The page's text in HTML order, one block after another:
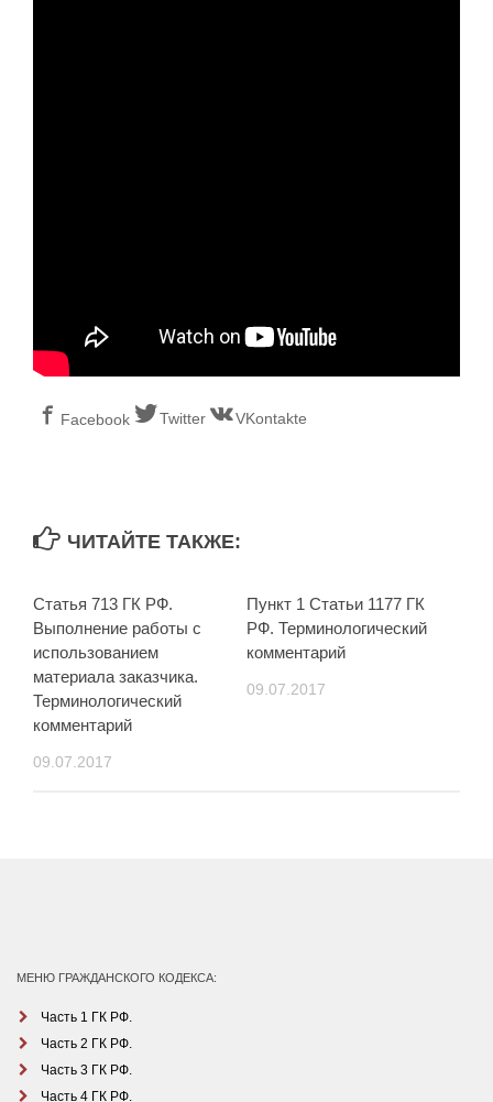
Facebook Twitter VKontakte
ЧИТАЙТЕ ТАКЖЕ:
Статья 713 ГК РФ.
Выполнение работы с
использованием
материала заказчика.
Терминологический
комментарий
09.07.2017
Пункт 1 Статьи 1177 ГК
РФ. Терминологический
комментарий
09.07.2017
МЕНЮ ГРАЖДАНСКОГО КОДЕКСА:
Часть 1 ГК РФ.
Часть 2 ГК РФ.
Часть 3 ГК РФ.
Часть 4 ГК РФ.